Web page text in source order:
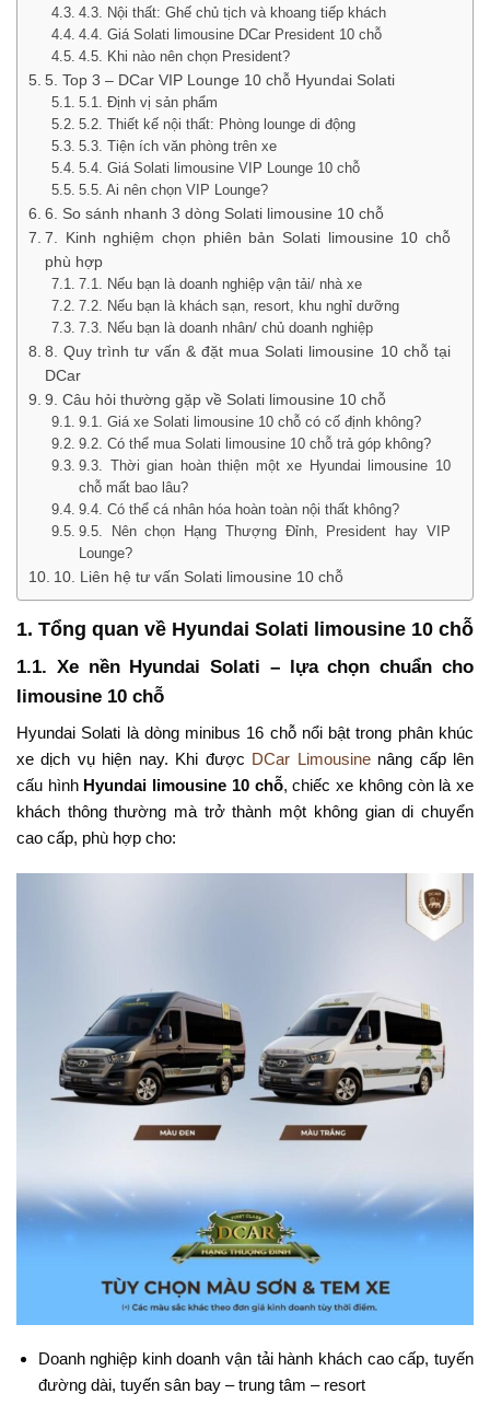
4.3. Nội thất: Ghế chủ tịch và khoang tiếp khách
4.4. Giá Solati limousine DCar President 10 chỗ
4.5. Khi nào nên chọn President?
5. Top 3 – DCar VIP Lounge 10 chỗ Hyundai Solati
5.1. Định vị sản phẩm
5.2. Thiết kế nội thất: Phòng lounge di động
5.3. Tiện ích văn phòng trên xe
5.4. Giá Solati limousine VIP Lounge 10 chỗ
5.5. Ai nên chọn VIP Lounge?
6. So sánh nhanh 3 dòng Solati limousine 10 chỗ
7. Kinh nghiệm chọn phiên bản Solati limousine 10 chỗ
phù hợp
7.1. Nếu bạn là doanh nghiệp vận tải/ nhà xe
7.2. Nếu bạn là khách sạn, resort, khu nghỉ dưỡng
7.3. Nếu bạn là doanh nhân/ chủ doanh nghiệp
8. Quy trình tư vấn & đặt mua Solati limousine 10 chỗ tại
DCar
9. Câu hỏi thường gặp về Solati limousine 10 chỗ
9.1. Giá xe Solati limousine 10 chỗ có cố định không?
9.2. Có thể mua Solati limousine 10 chỗ trả góp không?
9.3. Thời gian hoàn thiện một xe Hyundai limousine 10
chỗ mất bao lâu?
9.4. Có thể cá nhân hóa hoàn toàn nội thất không?
9.5. Nên chọn Hạng Thượng Đỉnh, President hay VIP
Lounge?
10. Liên hệ tư vấn Solati limousine 10 chỗ
1. Tổng quan về Hyundai Solati limousine 10 chỗ
1.1. Xe nền Hyundai Solati – lựa chọn chuẩn cho
limousine 10 chỗ
Hyundai Solati là dòng minibus 16 chỗ nổi bật trong phân khúc
xe dịch vụ hiện nay. Khi được DCar Limousinenâng cấp lên
cấu hình Hyundai limousine 10 chỗ, chiếc xe không còn là xe
khách thông thường mà trở thành một không gian di chuyển
cao cấp, phù hợp cho:
Doanh nghiệp kinh doanh vận tải hành khách cao cấp, tuyến
đường dài, tuyến sân bay – trung tâm – resort